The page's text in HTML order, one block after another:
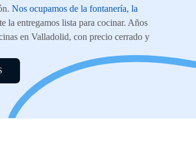
Nos ocupamos de la fontanería, la
la entregamos lista para cocinar. Años
en Valladolid, con precio cerrado y